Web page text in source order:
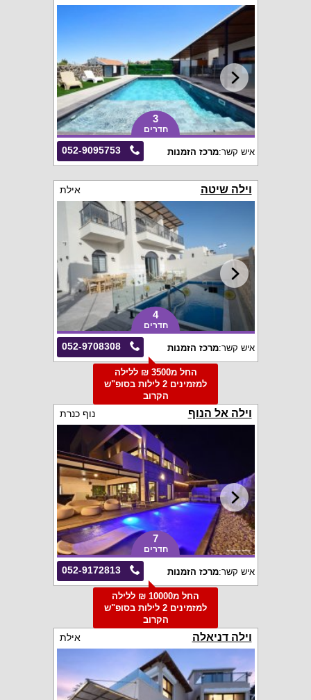
3
חדרים
052-9095753 איש קשר:מרכז הזמנות
וילה שיטה אילת
4
חדרים
052-9708308 איש קשר:מרכז הזמנות
החל מ3500 ₪ ללילה
למזמינים 2 לילות בסופ"ש
הקרוב
וילה אל הנוף נוף כנרת
7
חדרים
052-9172813 איש קשר:מרכז הזמנות
החל מ10000 ₪ ללילה
למזמינים 2 לילות בסופ"ש
הקרוב
וילה דניאלה אילת